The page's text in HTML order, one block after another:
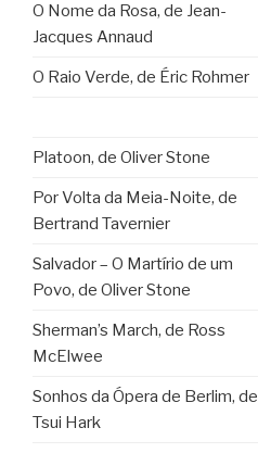
O Nome da Rosa, de Jean-
Jacques Annaud
O Raio Verde, de Éric Rohmer
Platoon, de Oliver Stone
Por Volta da Meia-Noite, de
Bertrand Tavernier
Salvador – O Martírio de um
Povo, de Oliver Stone
Sherman’s March, de Ross
McElwee
Sonhos da Ópera de Berlim, de
Tsui Hark